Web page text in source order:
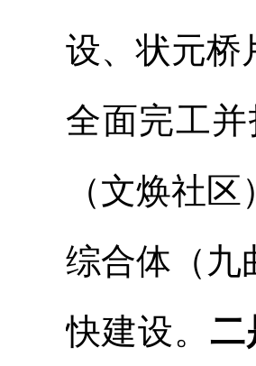
设、状元桥
全面完工
（文焕社
综合体（九
快建设。二